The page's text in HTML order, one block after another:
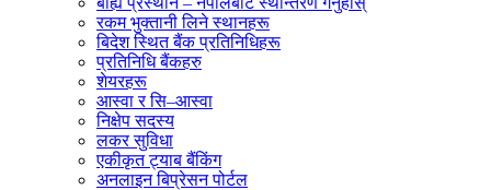
रकम भुक्तानी लिने स्थानहरू
बिदेश स्थित बैंक प्रतिनिधिहरू
प्रतिनिधि बैंकहरु
शेयरहरू
आस्वा र सि–आस्वा
निक्षेप सदस्य
लकर सुविधा
एकीकृत ट्याब बैंकिंग
अनलाइन बिप्रेसन पोर्टल